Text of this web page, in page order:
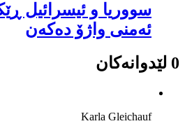
سووریا و ئیسرائیل
ئەمنی واژۆ دەکەن
0 لێدوانەکان
Karla Gleichauf